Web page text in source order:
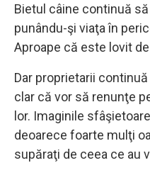
Bietul câine continuă
punându-şi viaţa în
Aproape că este lovit
Dar proprietarii
clar că vor să renunţe
lor. Imaginile
deoarece foarte mulţi
supăraţi de ceea ce au